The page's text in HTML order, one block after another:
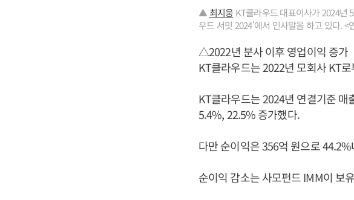
▲ 최지웅 KT클라우드 대표이사가 2024년
우드 서밋 2024'에서 인사말을 하고 있다. <
△2022년 분사 이후 영업이익 증가
KT클라우드는 2022년 모회사 KT
KT클라우드는 2024년 연결기준 매
5.4%, 22.5% 증가했다.
다만 순이익은 356억 원으로
순이익 감소는 사모펀드 IMM이 보